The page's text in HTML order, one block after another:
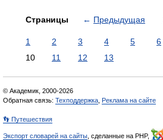
Страницы ← Предыдущая
1 2 3 4 5 6
10
11 12 13
© Академик, 2000-2026
Обратная связь: Техподдержка Реклама на сайте
👣 Путешествия
Экспорт словарей на сайты , сделанные на PHP,